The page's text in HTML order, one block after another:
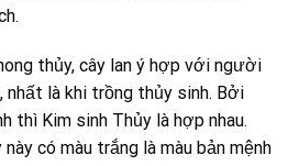
thủy, cây lan ý hợp với người
nhất là khi trồng thủy sinh. Bởi
thì Kim sinh Thủy là hợp nhau.
này có màu trắng là màu bản mệnh